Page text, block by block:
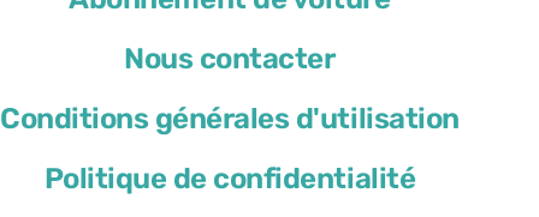
Nous contacter
Conditions générales d'utilisation
Politique de confidentialité